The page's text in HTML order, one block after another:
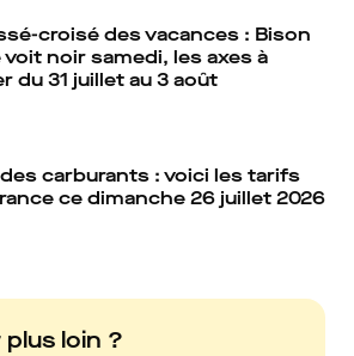
croisé des vacances : Bison
voit noir samedi, les axes à
du 31 juillet au 3 août
carburants : voici les tarifs
ce dimanche 26 juillet 2026
plus loin ?